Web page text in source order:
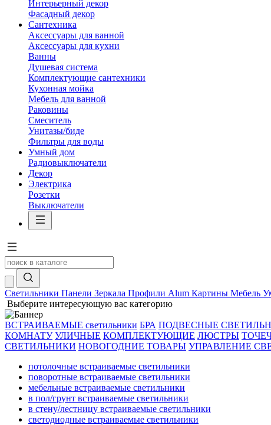
Интерьерный декор
Фасадный декор
Сантехника
Аксессуары для ванной
Аксессуары для кухни
Ванны
Душевая система
Комплектующие сантехники
Кухонная мойка
Мебель для ванной
Раковины
Смеситель
Унитазы/биде
Фильтры для воды
Умный дом
Радиовыключатели
Декор
Электрика
Розетки
Выключатели
Светильники Панели Зеркала Профили Alum Картины Мебель
Выберите интересующую вас категорию
ВСТРАИВАЕМЫЕ светильники БРА ПОДВЕСНЫЕ
КОМНАТУ УЛИЧНЫЕ КОМПЛЕКТУЮЩИЕ ЛЮСТРЫ
СВЕТИЛЬНИКИ НОВОГОДНИЕ ТОВАРЫ УПРАВЛЕНИЕ
потолочные встраиваемые светильники
поворотные встраиваемые светильники
мебельные встраиваемые светильники
в пол/грунт встраиваемые светильники
в стену/лестницу встраиваемые светильники
светодиодные встраиваемые светильники